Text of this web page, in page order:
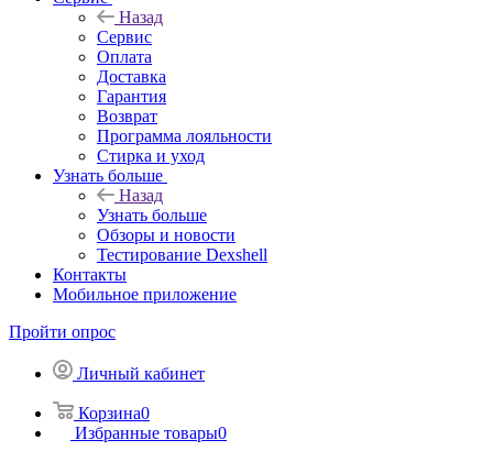
Назад
Сервис
Оплата
Доставка
Гарантия
Возврат
Программа лояльности
Стирка и уход
Узнать больше
Назад
Узнать больше
Обзоры и новости
Тестирование Dexshell
Контакты
Мобильное приложение
Пройти опрос
Личный кабинет
Корзина0
Избранные товары0